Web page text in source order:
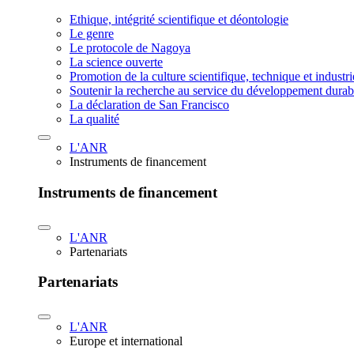
Ethique, intégrité scientifique et déontologie
Le genre
Le protocole de Nagoya
La science ouverte
Promotion de la culture scientifique, technique et
Soutenir la recherche au service du développement
La déclaration de San Francisco
La qualité
L'ANR
Instruments de financement
Instruments de financement
L'ANR
Partenariats
Partenariats
L'ANR
Europe et international